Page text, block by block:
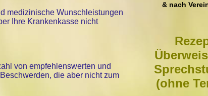
medizinische Wunschleistungen
Ihre Krankenkasse nicht
von empfehlenswerten und
die aber nicht zum
& nach
(ohne